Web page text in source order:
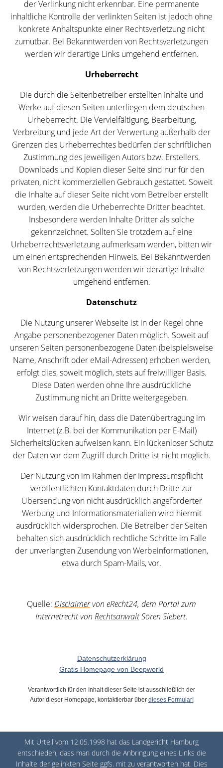
der Verlinkung nicht erkennbar. Eine permanente
inhaltliche Kontrolle der verlinkten Seiten ist jedoch ohne
konkrete Anhaltspunkte einer Rechtsverletzung nicht
zumutbar. Bei Bekanntwerden von Rechtsverletzungen
werden wir derartige Links umgehend entfernen.
Urheberrecht
Die durch die Seitenbetreiber erstellten Inhalte und
Werke auf diesen Seiten unterliegen dem deutschen
Urheberrecht. Die Vervielfältigung, Bearbeitung,
Verbreitung und jede Art der Verwertung außerhalb der
Grenzen des Urheberrechtes bedürfen der schriftlichen
Zustimmung des jeweiligen Autors bzw. Erstellers.
Downloads und Kopien dieser Seite sind nur für den
privaten, nicht kommerziellen Gebrauch gestattet. Soweit
die Inhalte auf dieser Seite nicht vom Betreiber erstellt
wurden, werden die Urheberrechte Dritter beachtet.
Insbesondere werden Inhalte Dritter als solche
gekennzeichnet. Sollten Sie trotzdem auf eine
Urheberrechtsverletzung aufmerksam werden, bitten wir
um einen entsprechenden Hinweis. Bei Bekanntwerden
von Rechtsverletzungen werden wir derartige Inhalte
umgehend entfernen.
Datenschutz
Die Nutzung unserer Webseite ist in der Regel ohne
Angabe personenbezogener Daten möglich. Soweit auf
unseren Seiten personenbezogene Daten (beispielsweise
Name, Anschrift oder eMail-Adressen) erhoben werden,
erfolgt dies, soweit möglich, stets auf freiwilliger Basis.
Diese Daten werden ohne Ihre ausdrückliche
Zustimmung nicht an Dritte weitergegeben.
Wir weisen darauf hin, dass die Datenübertragung im
Internet (z.B. bei der Kommunikation per E-Mail)
Sicherheitslücken aufweisen kann. Ein lückenloser Schutz
der Daten vor dem Zugriff durch Dritte ist nicht möglich.
Der Nutzung von im Rahmen der Impressumspflicht
veröffentlichten Kontaktdaten durch Dritte zur
Übersendung von nicht ausdrücklich angeforderter
Werbung und Informationsmaterialien wird hiermit
ausdrücklich widersprochen. Die Betreiber der Seiten
behalten sich ausdrücklich rechtliche Schritte im Falle
der unverlangten Zusendung von Werbeinformationen,
etwa durch Spam-Mails, vor.
Quelle: Disclaimervon eRecht24, dem Portal zum
Internetrecht von RechtsanwaltSören Siebert.
Datenschutzerklärung
Gratis Homepage von Beepworld
Verantwortlich für den Inhalt dieser Seite ist ausschließlich der
Autor dieser Homepage, kontaktierbar über dieses Formular!
Mit Urteil vom 12.05.1998 hat das Landgericht Hamburg
entschieden, dass man durch die Anbringung eines Links die
Inhalte der gelinkten Seite ggfs. mit zu verantworten hat. Dies